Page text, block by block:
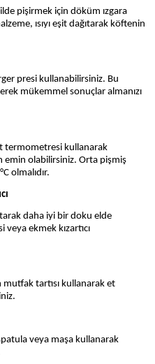
pişirmek için döküm ızgara
ısıyı eşit dağıtarak köftenin
presi kullanabilirsiniz. Bu
mükemmel sonuçlar almanızı
termometresi kullanarak
emin olabilirsiniz. Orta pişmiş
olmalıdır.
daha iyi bir doku elde
ekmek kızartıcı
tartısı kullanarak et
veya maşa kullanarak